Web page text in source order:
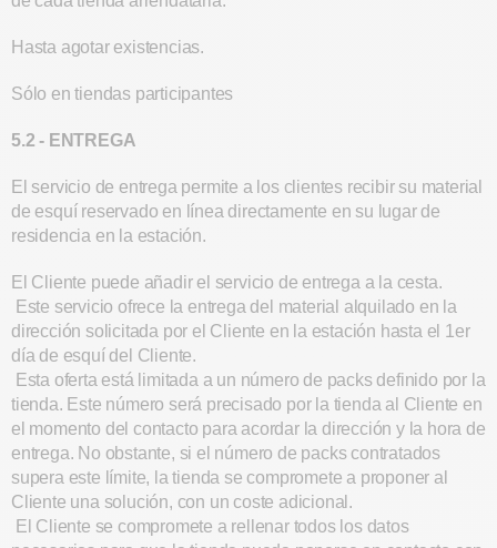
Hasta agotar existencias.
Sólo en tiendas participantes
5.2 - ENTREGA
El servicio de entrega permite a los clientes recibir su material
de esquí reservado en línea directamente en su lugar de
residencia en la estación.
El Cliente puede añadir el servicio de entrega a la cesta.
Este servicio ofrece la entrega del material alquilado en la
dirección solicitada por el Cliente en la estación hasta el 1er
día de esquí del Cliente.
Esta oferta está limitada a un número de packs definido por la
tienda. Este número será precisado por la tienda al Cliente en
el momento del contacto para acordar la dirección y la hora de
entrega. No obstante, si el número de packs contratados
supera este límite, la tienda se compromete a proponer al
Cliente una solución, con un coste adicional.
El Cliente se compromete a rellenar todos los datos